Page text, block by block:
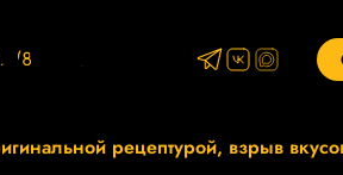
(812) 767-87-93
рецептурой, взрыв